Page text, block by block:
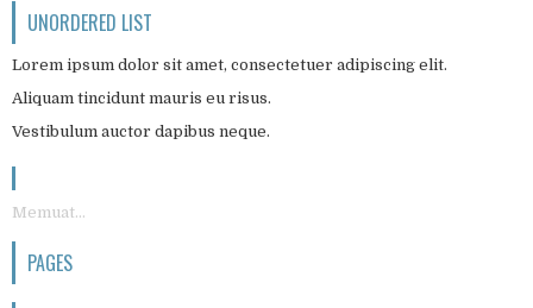
UNORDERED LIST
Lorem ipsum dolor sit amet, consectetuer adipiscing elit.
Aliquam tincidunt mauris eu risus.
Vestibulum auctor dapibus neque.
Memuat...
PAGES